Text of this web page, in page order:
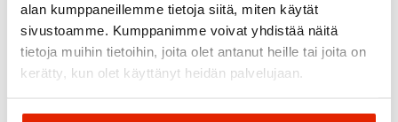
alan kumppaneillemme tietoja siitä, miten käytät
sivustoamme. Kumppanimme voivat yhdistää näitä
tietoja muihin tietoihin, joita olet antanut heille tai joita on
kerätty, kun olet käyttänyt heidän palvelujaan.